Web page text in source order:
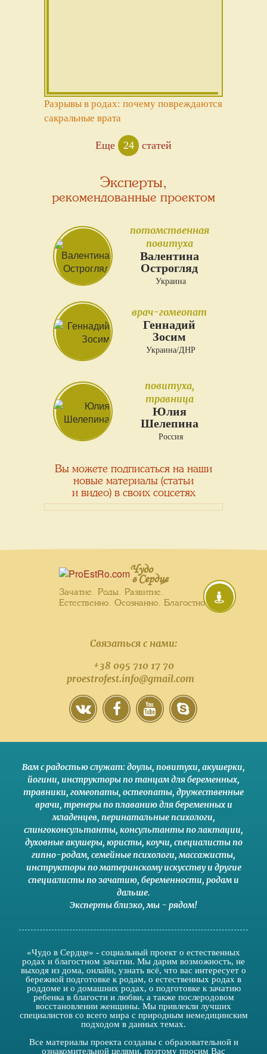
Разрывы в родах: почему повреждаются
сакральные врата
Еще 24 статей
Эксперты,
рекомендованные проектом
потомственная
повитуха
Валентина
Острогляд
Украина
врач-гомеопат
Геннадий
Зосим
Украина/ДНР
повитуха,
травница
Юлия
Шелепина
Россия
Вы можете подписаться на наши
новые материалы (статьи
и видео) в своих соцсетях
Чудо
в Сердце
Зачатие. Роды. Развитие.
Естественно. Осознанно. Благостно.
Связаться с нами:
+38 095 710 17 70
proestrofest.info@gmail.com
Вам с радостью служат:доулы, повитухи, акушерки,
йогини, инструкторы по танцам для беременных,
травники, гомеопаты, остеопаты, дружественные
врачи, тренеры по плаванию для беременных и
младенцев, перинатальные психологи,
слингоконсультанты, консультанты по лактации,
духовные акушеры, юристы, коучи, специалисты по
гипно-родам, семейные психологи,массажисты,
инструкторы по материнскому искусствуи другие
специалисты по зачатию, беременности, родами
дальше.
Эксперты близко,мы - рядом!
«Чудо в Сердце» - социальный проект о естественных
родах и благостном зачатии. Мы дарим возможность, не
выходя из дома, онлайн, узнать всё, что вас интересует о
бережной подготовке к родам, о естественных родах в
роддоме и о домашних родах, о подготовке к зачатию
ребенка в благости и любви, а также послеродовом
восстановлении женщины. Мы привлекли лучших
специалистов со всего мира с природным немедицинским
подходом в данных темах.
Все материалы проекта созданы с образовательной и
ознакомительной целями, поэтому просим Вас